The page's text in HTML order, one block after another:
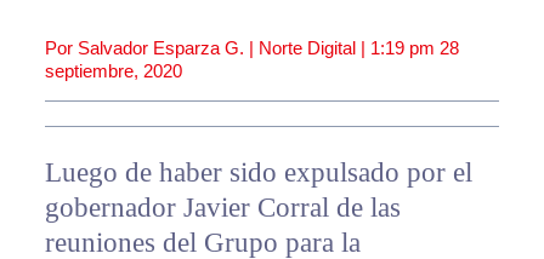
Por Salvador Esparza G. | Norte Digital | 1:19 pm 28
septiembre, 2020
Luego de haber sido expulsado por el
gobernador Javier Corral de las
reuniones del Grupo para la